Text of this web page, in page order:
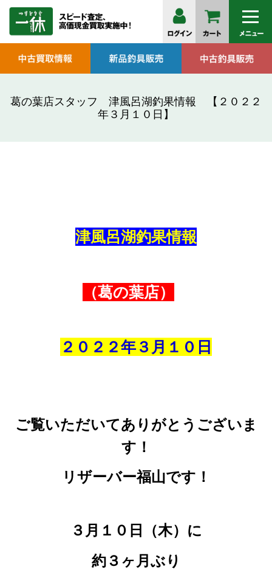
葛の葉店スタッフ 津風呂湖釣果情報 【２０２２
年３月１０日】
津風呂湖釣果情報
（葛の葉店）
２０２２年３ 月１０ 日
ご覧いただいてありがとうございま
す！
リザーバー福山です！
３月１０日（木）に
約３ヶ月ぶり